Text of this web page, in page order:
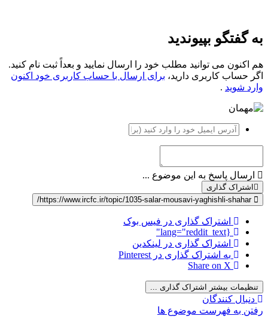
به گفتگو بپیوندید
هم اکنون می توانید مطلب خود را ارسال نمایید و بعداً ثبت نام کنید.
اگر حساب کاربری دارید، برای ارسال با حساب کاربری خود اکنون
وارد شوید .
ارسال پاسخ به این موضوع ...
اشتراک گذاری
https://www.ircfc.ir/topic/1035-salar-mousavi-yaghishli-shahar/
اشتراک گذاری در فیس بوک
{lang="reddit_text"
اشتراک گذاری در لینکدین
به اشتراک گذاری در Pinterest
Share on X
تنظیمات بیشتر اشتراک گذاری ...
دنبال کنندگان
رفتن به فهرست موضوع ها